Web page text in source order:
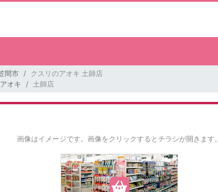
間市
クスリのアオキ 土師店
オキ 土師店
画像はイメージです。 画像をクリックするとチラシが開きます。